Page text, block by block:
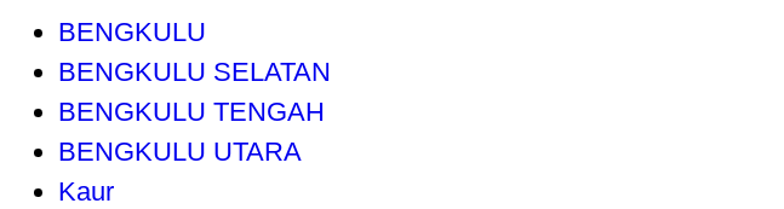
BENGKULU
BENGKULU SELATAN
BENGKULU TENGAH
BENGKULU UTARA
Kaur